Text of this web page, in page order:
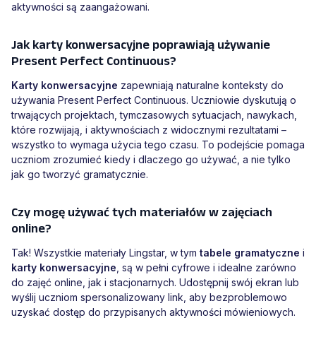
aktywności są zaangażowani.
Jak karty konwersacyjne poprawiają używanie
Present Perfect Continuous?
Karty konwersacyjne zapewniają naturalne konteksty do
używania Present Perfect Continuous. Uczniowie dyskutują o
trwających projektach, tymczasowych sytuacjach, nawykach,
które rozwijają, i aktywnościach z widocznymi rezultatami –
wszystko to wymaga użycia tego czasu. To podejście pomaga
uczniom zrozumieć kiedy i dlaczego go używać, a nie tylko
jak go tworzyć gramatycznie.
Czy mogę używać tych materiałów w zajęciach
online?
Tak! Wszystkie materiały Lingstar, w tym tabele gramatyczne i
karty konwersacyjne, są w pełni cyfrowe i idealne zarówno
do zajęć online, jak i stacjonarnych. Udostępnij swój ekran lub
wyślij uczniom spersonalizowany link, aby bezproblemowo
uzyskać dostęp do przypisanych aktywności mówieniowych.